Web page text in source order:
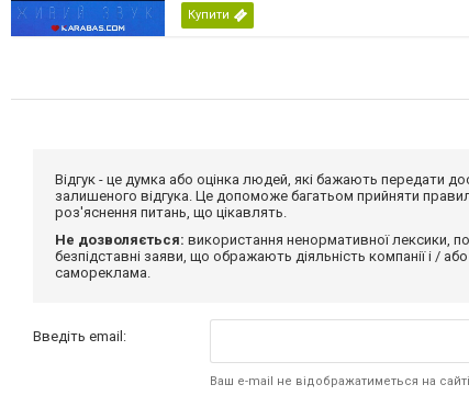
Купити
Відгук - це думка або оцінка людей, які бажають передати
залишеного відгука. Це допоможе багатьом прийняти
роз'яснення питань, що цікавлять.
Не дозволяється: використання ненормативної лексики,
безпідставні заяви, що ображають діяльність компанії і /
самореклама.
Введіть email:
Ваш e-mail не відображатиметься на сайті